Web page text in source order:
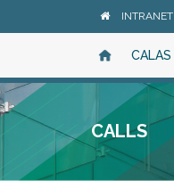
INTRANET
CALAS
CALLS